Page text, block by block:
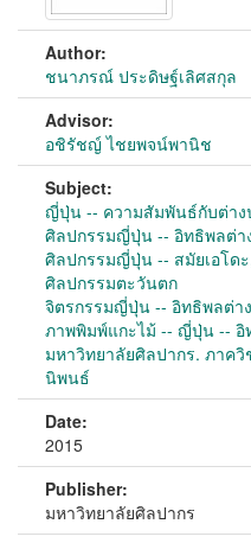
Author:
ชนาภรณ์ ประดิษฐ์เลิศสกุล
Advisor:
อชิรัชญ์ ไชยพจน์พานิช
Subject:
ญี่ปุ่น -- ความสัมพันธ์กับต่าง
ศิลปกรรมญี่ปุ่น -- อิทธิพลต่า
ศิลปกรรมญี่ปุ่น -- สมัยเอโด
ศิลปกรรมตะวันตก
จิตรกรรมญี่ปุ่น -- อิทธิพลต่า
ภาพพิมพ์แกะไม้ -- ญี่ปุ่น -- อิ
มหาวิทยาลัยศิลปากร. ภาค
นิพนธ์
Date:
2015
Publisher:
มหาวิทยาลัยศิลปากร